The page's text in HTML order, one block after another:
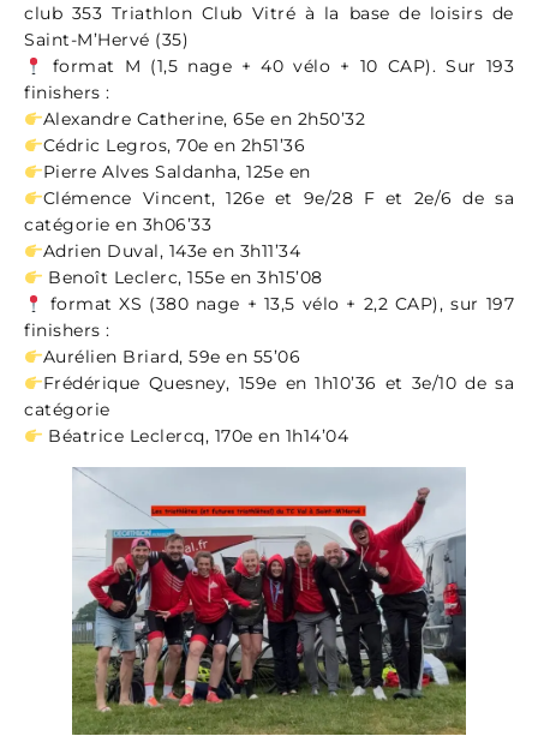
club 353 Triathlon Club Vitré à la base de loisirs de
Saint-M’Hervé (35)
format M (1,5 nage + 40 vélo + 10 CAP). Sur 193
finishers :
Alexandre Catherine, 65e en 2h50’32
Cédric Legros, 70e en 2h51’36
Pierre Alves Saldanha, 125e en
Clémence Vincent, 126e et 9e/28 F et 2e/6 de sa
catégorie en 3h06’33
Adrien Duval, 143e en 3h11’34
Benoît Leclerc, 155e en 3h15’08
format XS (380 nage + 13,5 vélo + 2,2 CAP), sur 197
finishers :
Aurélien Briard, 59e en 55’06
Frédérique Quesney, 159e en 1h10’36 et 3e/10 de sa
catégorie
Béatrice Leclercq, 170e en 1h14’04